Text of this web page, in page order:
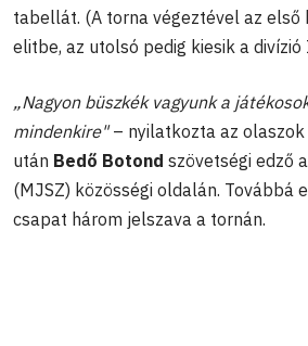
tabellát. (A torna végeztével az
elitbe, az utolsó pedig kiesik a divízió
„Nagyon büszkék vagyunk a
mindenkire"– nyilatkozta az
után Bedő Botond szövetségi edző
(MJSZ) közösségi oldalán. Továbbá
csapat három jelszava a tornán.